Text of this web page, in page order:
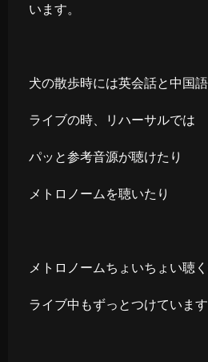
います。
犬の散歩時には英会話と中国
ライブの時、リハーサルでは
パッと参考音源が聴けたり
メトロノームを聴いたり
メトロノームちょいちょい聴
ライブ中もずっとつけています